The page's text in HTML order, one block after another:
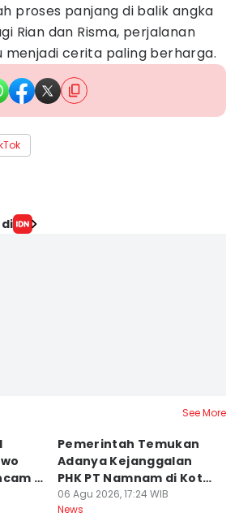
proses panjang di balik angka
Rian dan Risma, perjalanan
menjadi cerita paling berharga.
See More
12
Pemerintah Temukan
Adanya Kejanggalan
PHK PT Namnam di Kota
Cimahi
06 Agu 2026, 17:24 WIB
News